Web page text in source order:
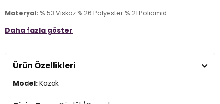
Materyal: % 53 Viskoz % 26 Polyester % 21 Poliamid
Yaka Tipi:Bisiklet Yaka
Kumaş Tipi:Belirtilmemiş
Boy:Standart
Kalıp Bilgisi: Regular Fit
Daha fazla göster
Ürün Özellikleri
Model:Kazak